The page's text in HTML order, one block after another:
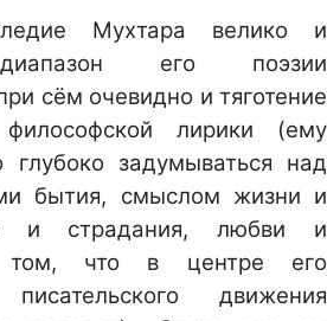
Мухтара велико и
его поэзии
сём очевидно и тяготение
лирики (ему
глубоко задумываться над
бытия, смыслом жизни и
и страдания, любви и
том, что в центре его
писательского движения